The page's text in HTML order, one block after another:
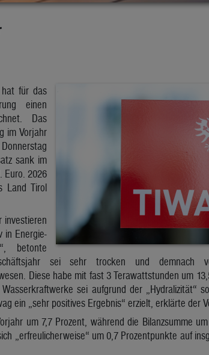
hat für das
einen
Das
im Vorjahr
sank im
Euro. 2026
Land Tirol
investieren
in Energie-
betonte
sei sehr trocken und demnach
Diese habe mit fast 3 Terawattstunden um
sei aufgrund der „Hydralizität“
ein „sehr positives Ergebnis“ erzielt, erklärte der
um 7,7 Prozent, während die Bilanzsumme
„erfreulicherweise“ um 0,7 Prozentpunkte auf